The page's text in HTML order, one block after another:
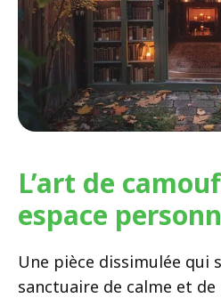
L’art de
espace
Une pièce dissimulée qui
sanctuaire de calme et